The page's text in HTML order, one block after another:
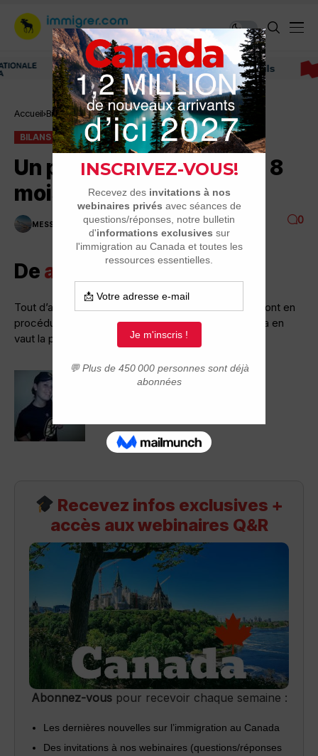
Immigrer au Canada: ressources et conseils
Accueil Bilans Un peu de nos nouvelles. 8 mois au Québec
BILANS
Un peu de nos nouvelles. 8
mois au Québec
MESSAGE DU JOUR 1 MINUTES DE LECTURE 2.3K VUES 0
De angel et oliv
Tout d’abord bonne année à tous et pour ceux qui sont en
procédure j’espère que vous serez bientôt ici car ça en
vaut la peine!!
Recevez infos exclusives +
accès aux webinaires Q&R
Abonnez-vouspour recevoir chaque semaine :
Les dernières nouvelles sur l’immigration au Canada
Des invitations à nos webinaires (questions/réponses